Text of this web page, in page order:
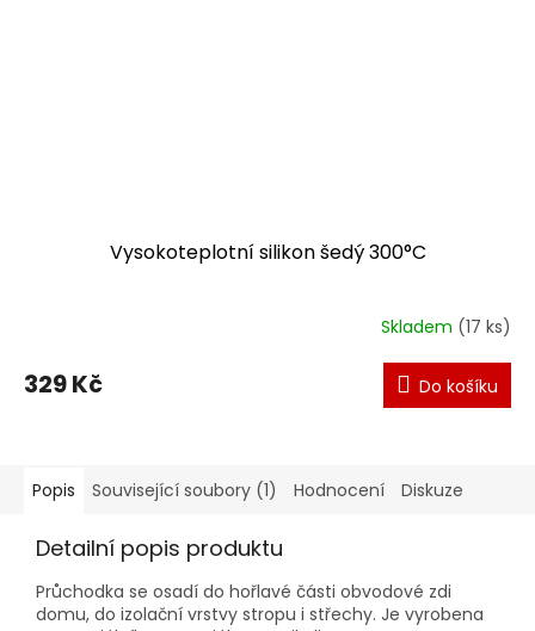
Vysokoteplotní silikon šedý 300°C
Skladem (17 ks)
329 Kč Do košíku
Popis Související soubory (1) Hodnocení Diskuze
Detailní popis produktu
Průchodka se osadí do hořlavé části obvodové zdi
domu, do izolační vrstvy stropu i střechy. Je vyrobena